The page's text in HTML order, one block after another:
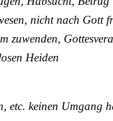
nicht nach Gott
zuwenden,
Heiden
etc. keinen Umgang